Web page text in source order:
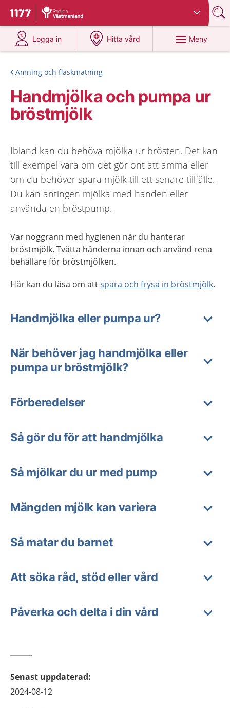
Till startsidan för 1177
Du har valt region
Logga in
på 1177.se
Hitta vård
på 1177.se
Meny
Amning och flaskmatning
Handmjölka och pumpa ur
bröstmjölk
Ibland kan du behöva mjölka ur brösten. Det kan
till exempel vara om det gör ont att amma eller
om du behöver spara mjölk till ett senare tillfälle.
Du kan antingen mjölka med handen eller
använda en bröstpump.
Var noggrann med hygienen när du hanterar
bröstmjölk. Tvätta händerna innan och använd rena
behållare för bröstmjölken.
Här kan du läsa om attspara och frysa in bröstmjölk.
Handmjölka eller pumpa ur?
När behöver jag handmjölka eller
pumpa ur bröstmjölk?
Förberedelser
Så gör du för att handmjölka
Så mjölkar du ur med pump
Mängden mjölk kan variera
Så matar du barnet
Att söka råd, stöd eller vård
Påverka och delta i din vård
Senast uppdaterad:
2024-08-12